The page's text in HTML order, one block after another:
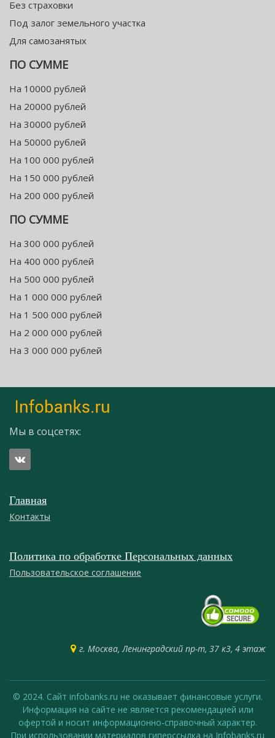
Без страховки
Под залог земельного участка
Для самозанятых
ПО СУММЕ
На 10000 рублей
На 20000 рублей
На 30000 рублей
На 50000 рублей
На 100 000 рублей
На 150 000 рублей
На 200 000 рублей
ПО СУММЕ
На 300 000 рублей
На 400 000 рублей
На 500 000 рублей
На 1 000 000 рублей
На 1 500 000 рублей
На 2 000 000 рублей
На 3 000 000 рублей
Мы в соцсетях:
Главная
Контакты
Политика по обработке Персональных данных
Пользовательское соглашение
г. Москва, Ленинградский пр-т, 37 к3, 4 этаж
© 2024. Сайт infobanks.ru не оказывает финансовые услуги.
Информация на сайте не является рекомендацией или
офертой и носит информационно-справочный характер.
При использовании материалов гиперссылка на Infobanks.ru